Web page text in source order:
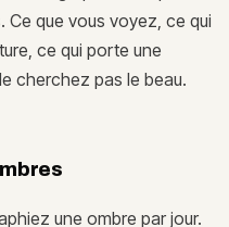
Ce que vous voyez, ce qui
ce qui porte une
cherchez pas le beau.
une ombre par jour.